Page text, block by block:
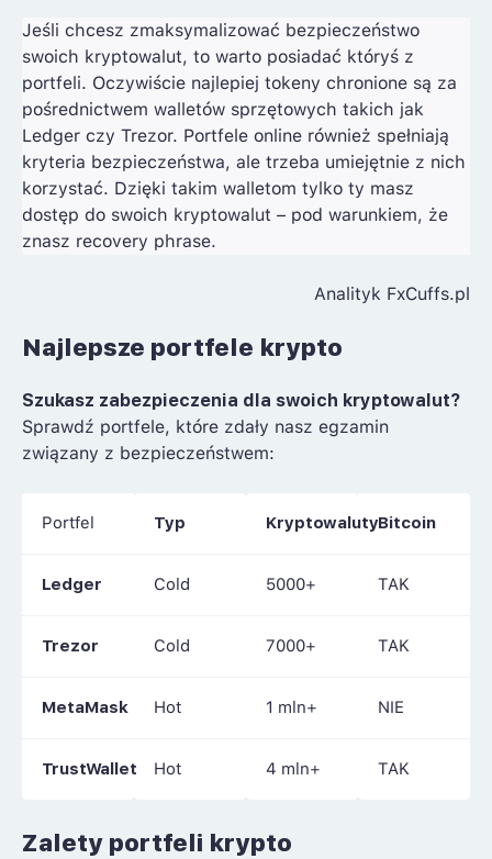
Jeśli chcesz zmaksymalizować bezpieczeństwo
swoich kryptowalut, to warto posiadać któryś z
portfeli. Oczywiście najlepiej tokeny chronione są za
pośrednictwem walletów sprzętowych takich jak
Ledger czy Trezor. Portfele online również spełniają
kryteria bezpieczeństwa, ale trzeba umiejętnie z nich
korzystać. Dzięki takim walletom tylko ty masz
dostęp do swoich kryptowalut – pod warunkiem, że
znasz recovery phrase.
Analityk FxCuffs.pl
Najlepsze portfele krypto
Szukasz zabezpieczenia dla swoich kryptowalut?
Sprawdź portfele, które zdały nasz egzamin
związany z bezpieczeństwem:
Portfel Typ KryptowalutyBitcoin
Ledger Cold 5000+ TAK
Trezor Cold 7000+ TAK
MetaMask Hot 1 mln+ NIE
TrustWallet Hot 4 mln+ TAK
Zalety portfeli krypto